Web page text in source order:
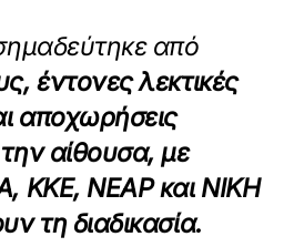
από
έντονες λεκτικές
αποχωρήσεις
αίθουσα, με
ΚΚΕ, ΝΕΑΡ και ΝΙΚΗ
τη διαδικασία.